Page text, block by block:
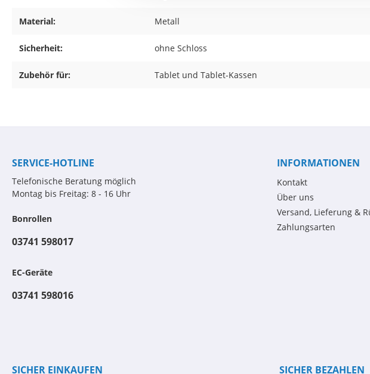
Material: Metall
Sicherheit: ohne Schloss
Zubehör für: Tablet und Tablet-Kassen
SERVICE-HOTLINE
Telefonische Beratung möglich
Montag bis Freitag: 8 - 16 Uhr
Bonrollen
03741 598017
EC-Geräte
03741 598016
INFORMATIONEN
Kontakt
Über uns
Versand, Lieferung &
Zahlungsarten
SICHER EINKAUFEN SICHER BEZAHLEN